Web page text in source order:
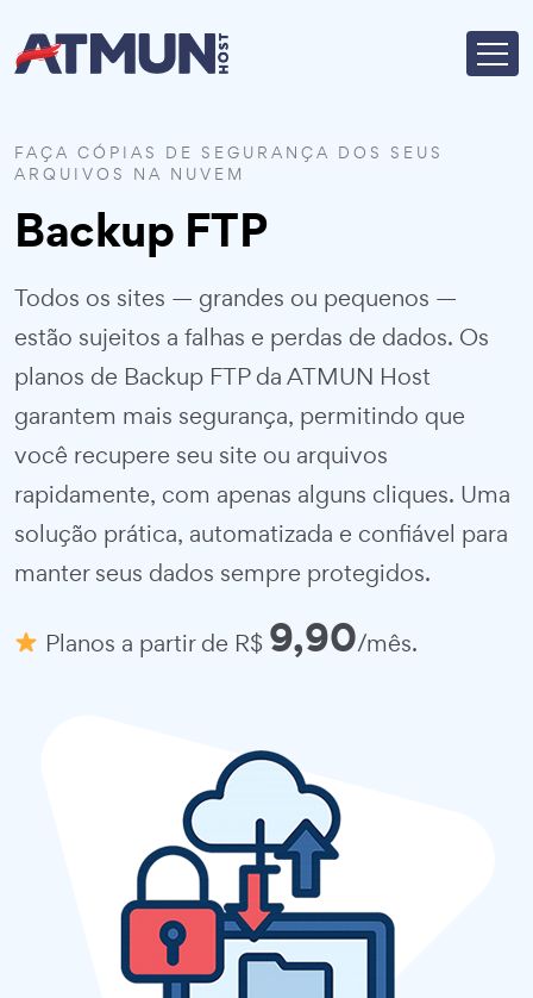
FAÇA CÓPIAS DE SEGURANÇA DOS SEUS
ARQUIVOS NA NUVEM
Backup FTP
Todos os sites — grandes ou pequenos —
estão sujeitos a falhas e perdas de dados. Os
planos de Backup FTP da ATMUN Host
garantem mais segurança, permitindo que
você recupere seu site ou arquivos
rapidamente, com apenas alguns cliques. Uma
solução prática, automatizada e confiável para
manter seus dados sempre protegidos.
Planos a partir de R$ 9,90/mês.